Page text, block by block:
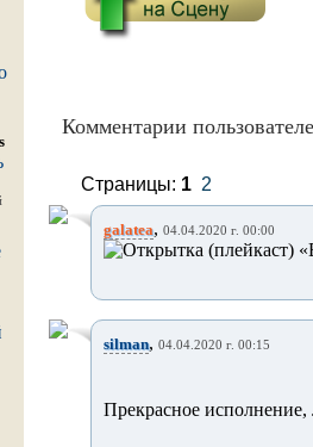
Комментарии
Страницы: 1 2
galatea, 04.04.2020 г. 00:00
silman, 04.04.2020 г. 00:15
Прекрасное